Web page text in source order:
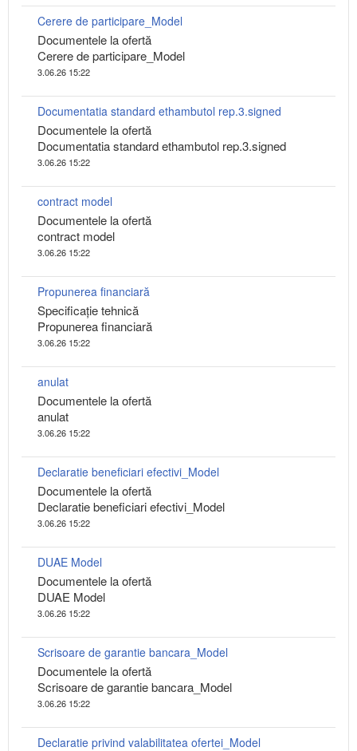
Cerere de participare_Model
Documentele la ofertă
Cerere de participare_Model
3.06.26 15:22
Documentatia standard ethambutol rep.3.signed
Documentele la ofertă
Documentatia standard ethambutol rep.3.signed
3.06.26 15:22
contract model
Documentele la ofertă
contract model
3.06.26 15:22
Propunerea financiară
Specificaţie tehnică
Propunerea financiară
3.06.26 15:22
anulat
Documentele la ofertă
anulat
3.06.26 15:22
Declaratie beneficiari efectivi_Model
Documentele la ofertă
Declaratie beneficiari efectivi_Model
3.06.26 15:22
DUAE Model
Documentele la ofertă
DUAE Model
3.06.26 15:22
Scrisoare de garantie bancara_Model
Documentele la ofertă
Scrisoare de garantie bancara_Model
3.06.26 15:22
Declaratie privind valabilitatea ofertei_Model